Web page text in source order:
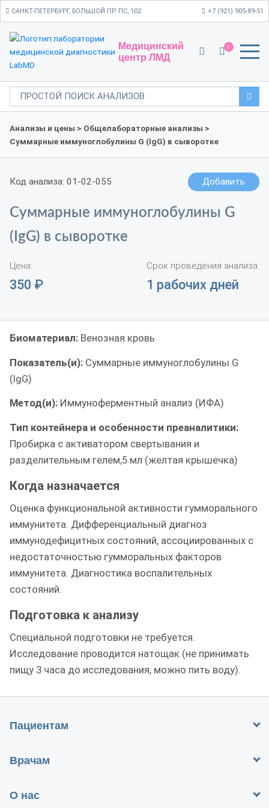
САНКТ-ПЕТЕРБУРГ, БОЛЬШОЙ ПР. ПС, 102 +7 (921) 905-89-51
Медицинский
центр ЛМД
0
Анализы и цены > Общелабораторные анализы >
Суммарные иммуноглобулины G (IgG) в сыворотке
Код анализа: 01-02-055 Добавить
Суммарные иммуноглобулины G
(IgG) в сыворотке
Цена:
350 ₽
Срок проведения анализа:
1 рабочих дней
Биоматериал: Венозная кровь
Показатель(и): Суммарные иммуноглобулины G
(IgG)
Метод(и): Иммуноферментный анализ (ИФА)
Тип контейнера и особенности преаналитики:
Пробирка с активатором свертывания и
разделительным гелем,5 мл (желтая крышечка)
Когда назначается
Оценка функциональной активности гумморального
иммунитета. Дифференциальный диагноз
иммунодефицитных состояний, ассоциированных с
недостаточностью гумморальных факторов
иммунитета. Диагностика воспалительных
состояний.
Подготовка к анализу
Специальной подготовки не требуется.
Исследование проводится натощак (не принимать
пищу 3 часа до исследования, можно пить воду).
Пациентам
Врачам
О нас